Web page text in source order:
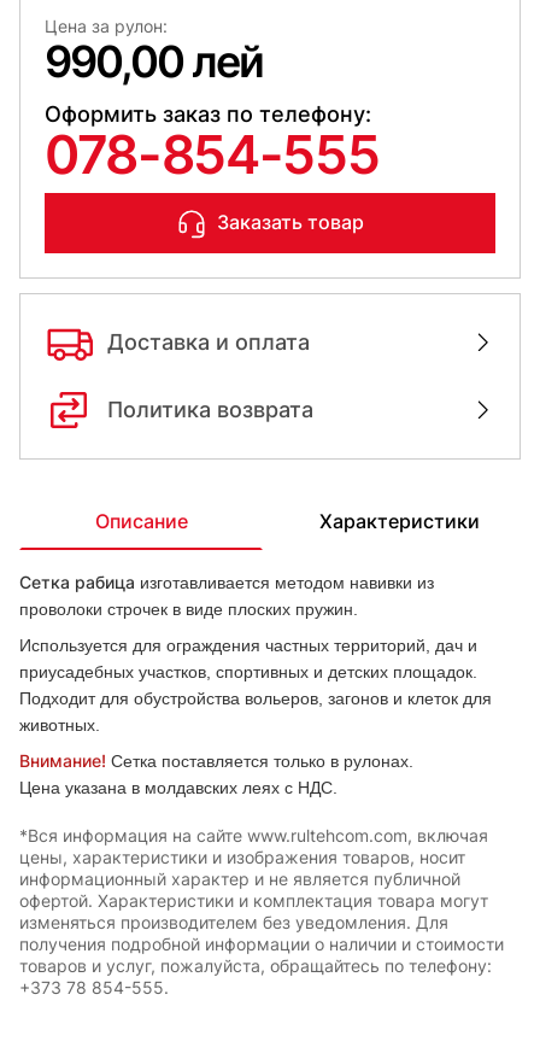
Цена за рулон:
990,00 лей
Оформить заказ по телефону:
078-854-555
Заказать товар
Доставка и оплата
Политика возврата
Описание Характеристики
Сетка рабица изготавливается методом навивки из
проволоки строчек в виде плоских пружин.
Используется для ограждения частных территорий, дач и
приусадебных участков, спортивных и детских площадок.
Подходит для обустройства вольеров, загонов и клеток для
животных.
Внимание! Сетка поставляется только в рулонах.
Цена указана в молдавских леях с НДС.
*Вся информация на сайте www.rultehcom.com, включая
цены, характеристики и изображения товаров, носит
информационный характер и не является публичной
офертой. Характеристики и комплектация товара могут
изменяться производителем без уведомления. Для
получения подробной информации о наличии и стоимости
товаров и услуг, пожалуйста, обращайтесь по телефону:
+373 78 854-555.